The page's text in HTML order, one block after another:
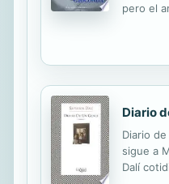
pero el
época,
un
que el
técnica.
ni pintar.
es un
cierto,
es el
el único
Diario
Diario
sigue a
Dalí